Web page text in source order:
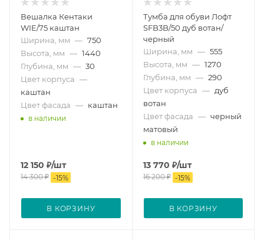
Вешалка Кентаки
WIE/75 каштан
Ширина, мм — 750
Высота, мм — 1440
Глубина, мм — 30
Цвет корпуса —
каштан
Цвет фасада — каштан
в наличии
12 150 ₽/шт
14 300₽ -15%
В КОРЗИНУ
Тумба для обуви Лофт
SFB3B/50 дуб вотан/
черный
Ширина, мм — 555
Высота, мм — 1270
Глубина, мм — 290
Цвет корпуса — дуб
вотан
Цвет фасада — черный
матовый
в наличии
13 770 ₽/шт
16 200₽ -15%
В КОРЗИНУ